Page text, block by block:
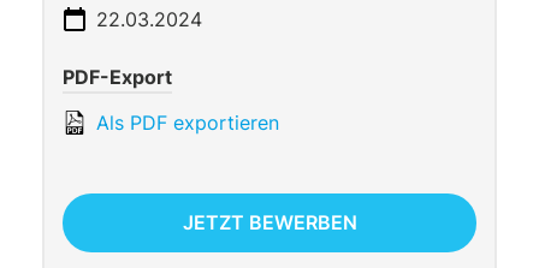
22.03.2024
PDF-Export
Als PDF exportieren
JETZT BEWERBEN